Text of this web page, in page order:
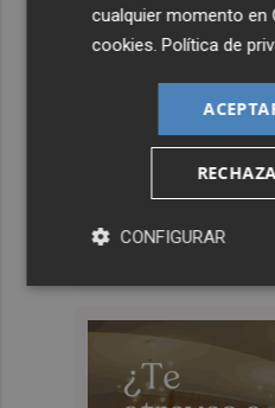
cualquier momento en
cookies .Política de
CONFIGURAR